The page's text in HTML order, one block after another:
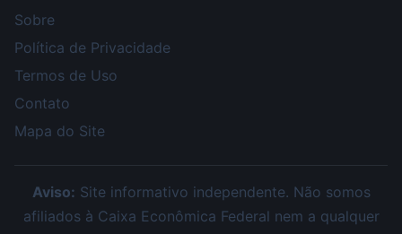
Sobre
Política de Privacidade
Termos de Uso
Contato
Mapa do Site
Aviso: Site informativo independente. Não somos
afiliados à Caixa Econômica Federal nem a qualquer